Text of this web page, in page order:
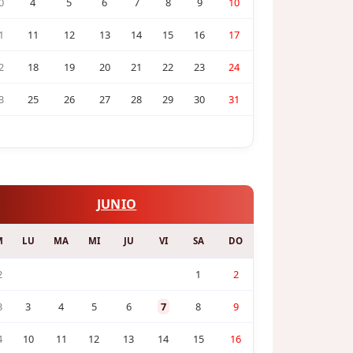
11 12 13 14 15 16 17
18 19 20 21 22 23 24
25 26 27 28 29 30 31
JUNIO
LU MA MI JU VI SA DO
1 2
3 4 5 6 7 8 9
10 11 12 13 14 15 16